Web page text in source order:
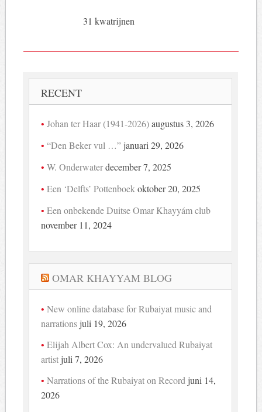
31 kwatrijnen
RECENT
Johan ter Haar (1941-2026) augustus 3, 2026
“Den Beker vul …” januari 29, 2026
W. Onderwaterdecember 7, 2025
Een ‘Delfts’ Pottenboek oktober 20, 2025
Een onbekende Duitse Omar Khayyám club
november 11, 2024
OMAR KHAYYAM BLOG
New online database for Rubaiyat music and
narrations juli 19, 2026
Elijah Albert Cox: An undervalued Rubaiyat
artist juli 7, 2026
Narrations of the Rubaiyat on Record juni 14,
2026